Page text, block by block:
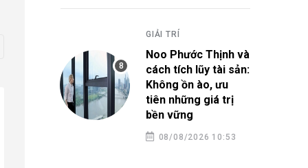
GIẢI TRÍ
Noo Phước Thịnh và
cách tích lũy tài sản:
Không ồn ào, ưu
tiên những giá trị
bền vững
08/08/2026 10:53